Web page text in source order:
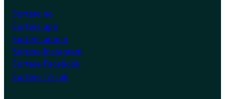
Sortere.no
Sortere app
Sortere admin
Sortere Instagram
Sortere Facebook
Sortere TikTok